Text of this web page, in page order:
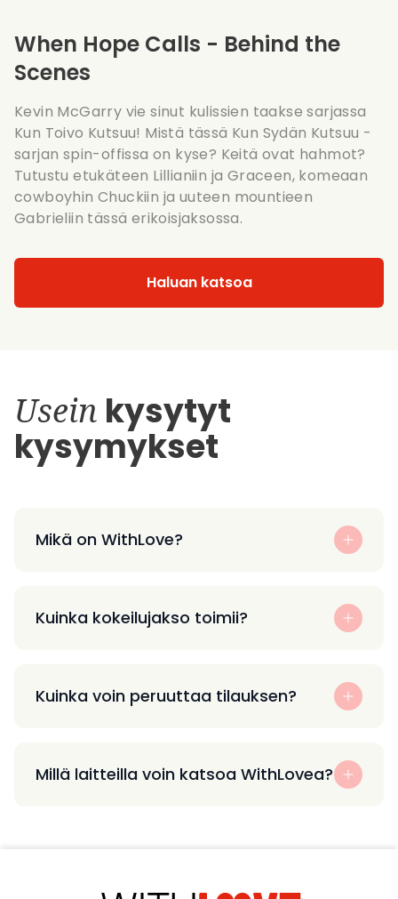
When Hope Calls - Behind the
Scenes
Kevin McGarry vie sinut kulissien taakse sarjassa
Kun Toivo Kutsuu! Mistä tässä Kun Sydän Kutsuu -
sarjan spin-offissa on kyse? Keitä ovat hahmot?
Tutustu etukäteen Lillianiin ja Graceen, komeaan
cowboyhin Chuckiin ja uuteen mountieen
Gabrieliin tässä erikoisjaksossa.
Haluan katsoa
Usein kysytyt
kysymykset
Mikä on WithLove?
Kuinka kokeilujakso toimii?
Kuinka voin peruuttaa tilauksen?
Millä laitteilla voin katsoa WithLovea?